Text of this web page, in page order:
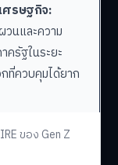
ของ Gen Z
ศรษฐกิจ:
นและความ
ครัฐในระยะ
ที่ควบคุมได้ยาก